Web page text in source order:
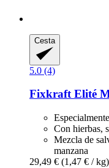
Cesta
5.0 (4)
Fixkraft Elité
Con hierbas,
Mezcla de
manzana
29,49 € (1,47 € / kg)